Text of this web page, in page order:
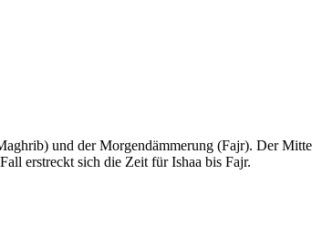
und der Morgendämmerung (Fajr). Der
erstreckt sich die Zeit für Ishaa bis Fajr.